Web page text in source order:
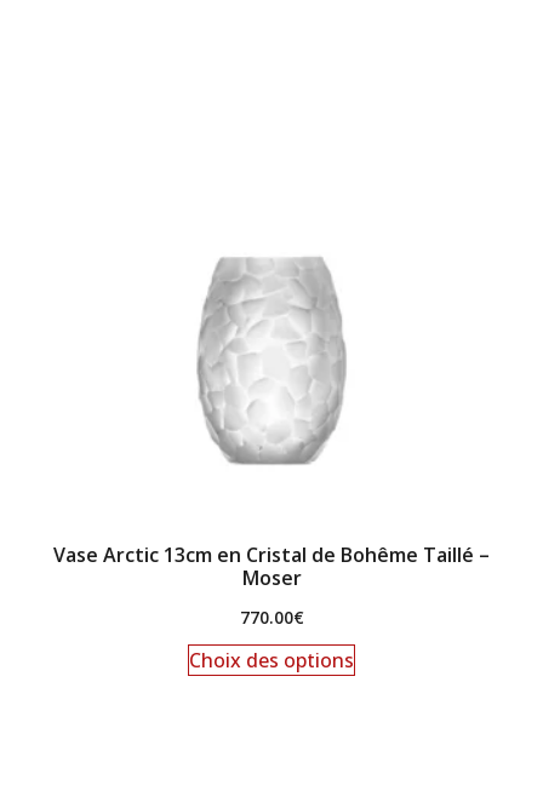
Vase Arctic 13cm en Cristal de Bohême Taillé –
Moser
770.00€
Choix des options